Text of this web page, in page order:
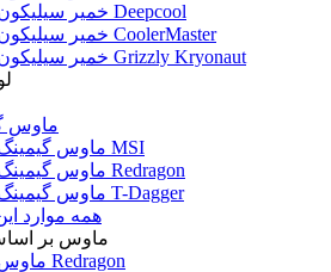
خمیر سیلیکون Deepcool
خمیر سیلیکون CoolerMaster
خمیر سیلیکون Grizzly Kryonaut
ماوس
ماوس گیمینگ MSI
ماوس گیمینگ Redragon
ماوس گیمینگ T-Dagger
همه موارد
ماوس بر
ماوس Redragon